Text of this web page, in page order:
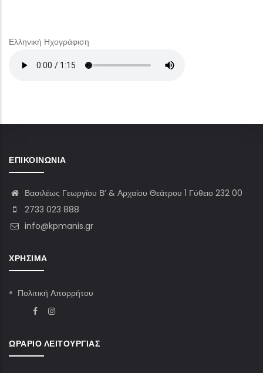
Ελληνική Ηχογράφιση
ΕΠΙΚΟΙΝΩΝΊΑ
Βασιλέως Γεωργίου Β’ & Αρχαίου Θεάτρου 1 Γύθειο 232 00
2733 023 888
info@kpmanis.gr
ΧΡΉΣΙΜΑ
Πολιτική Απορρήτου
ΩΡΆΡΙΟ ΛΕΙΤΟΥΡΓΊΑΣ